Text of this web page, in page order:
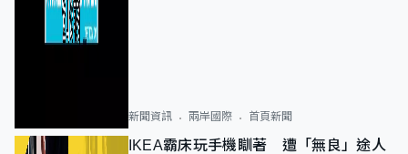
新聞資訊 兩岸國際 首頁新聞
IKEA霸床玩手機瞓著 遭「無良」途人